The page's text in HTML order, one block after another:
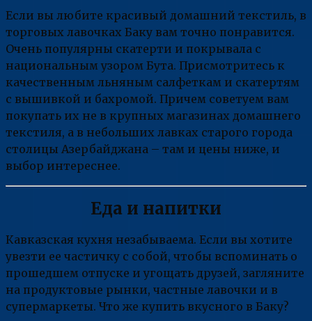
Если вы любите красивый домашний текстиль, в
торговых лавочках Баку вам точно понравится.
Очень популярны скатерти и покрывала с
национальным узором Бута. Присмотритесь к
качественным льняным салфеткам и скатертям
с вышивкой и бахромой. Причем советуем вам
покупать их не в крупных магазинах домашнего
текстиля, а в небольших лавках старого города
столицы Азербайджана – там и цены ниже, и
выбор интереснее.
Еда и напитки
Кавказская кухня незабываема. Если вы хотите
увезти ее частичку с собой, чтобы вспоминать о
прошедшем отпуске и угощать друзей, загляните
на продуктовые рынки, частные лавочки и в
супермаркеты. Что же купить вкусного в Баку?